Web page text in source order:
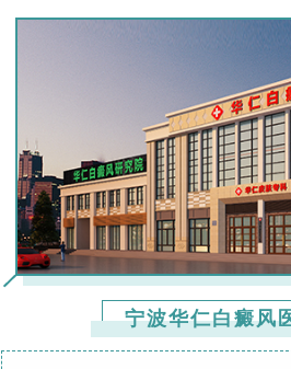
宁波华仁白癜风